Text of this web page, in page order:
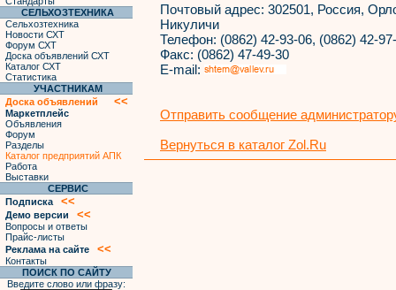
СЕЛЬХОЗТЕХНИКА
Сельхозтехника
Новости СХТ
Форум СХТ
Доска объявлений СХТ
Каталог СХТ
Статистика
УЧАСТНИКАМ
Доска объявлений
<<
Маркетплейс
Объявления
Форум
Разделы
Каталог предприятий АПК
Работа
Выставки
СЕРВИС
Подписка
<<
Демо версии <<
Вопросы и ответы
Прайс-листы
Реклама на сайте
<<
Контакты
ПОИСК ПО САЙТУ
Введите слово или фразу:
Почтовый адрес: 302501, Россия,
Никуличи
Телефон: (0862) 42-93-06, (0862) 42-
Факс: (0862) 47-49-30
E-mail:
Отправить сообщение
Вернуться в каталог Zol.Ru